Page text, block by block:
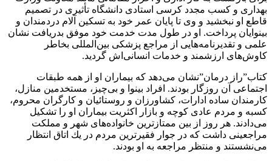
بهدارى و كسب مجدد كرسى استادى دانشگاه تأثيرى در تصميم
قاطع او نبخشيد و وى تا پايان عمر خود به تسكين آلام دردمندان و
بينوايان پرداخت. او در طول مدت خدمت خود موفق بدريافت نشان
علمى و تقديرنامه‌هايى از مراجع پزشكى بين‌المللى بخاطر
كاوش‌هاى ارزشمند و خدمات انسانى‌اش گرديد.
كتاب”راز درمان”نشان مى‌دهد كه بيماران او از همه طبقات
اجتماعى آن روزگار بودند. افراد بينوا و بى‌چيز، مستخدمين منازل،
كارمندان ساده ادارات، كشاورزان و روستائيان و كارگران محروم،
كسبه و مردم عادى كوچه و بازار اكثريت بيماران او را تشكيل
مى‌دادند. هر روز از بين ممتازترين خانواده‌هاى شهر و مملكت
مراجعينى داشت كه در جوار فقيرترين مردم در يك اتاق انتظار
مى‌نشستند و منتظر مراجعه به او بودند.